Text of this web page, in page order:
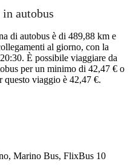
autobus
di autobus è di 489,88 km e
al giorno, con la
È possibile viaggiare da
per un minimo di 42,47 € o
viaggio è 42,47 €.
Marino Bus, FlixBus 10